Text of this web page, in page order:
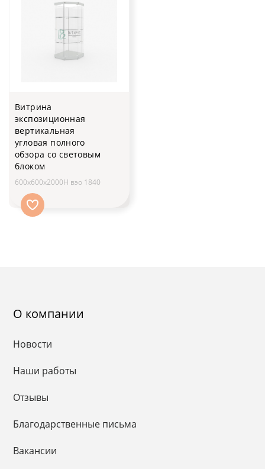
Витрина
экспозиционная
вертикальная
угловая полного
обзора со световым
блоком
600x600x2000H вэо 1840
О компании
Новости
Наши работы
Отзывы
Благодарственные письма
Вакансии